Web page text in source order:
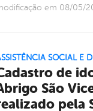
em 08/05/
SOCIAL E
de
São
pela